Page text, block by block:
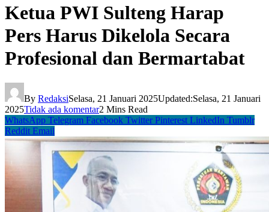
Ketua PWI Sulteng Harap
Pers Harus Dikelola Secara
Profesional dan Bermartabat
By RedaksiSelasa, 21 Januari 2025Updated:Selasa, 21 Januari
2025Tidak ada komentar2 Mins Read
WhatsApp Telegram Facebook Twitter Pinterest LinkedIn Tumblr
Reddit Email